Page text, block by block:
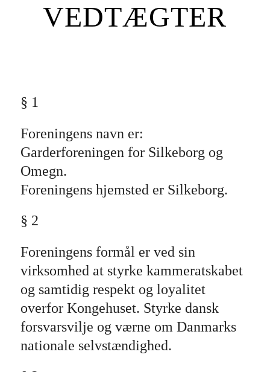
VEDTÆGTER
§ 1
Foreningens navn er:
Garderforeningen for Silkeborg og
Omegn.
Foreningens hjemsted er Silkeborg.
§ 2
Foreningens formål er ved sin
virksomhed at styrke kammeratskabet
og samtidig respekt og loyalitet
overfor Kongehuset. Styrke dansk
forsvarsvilje og værne om Danmarks
nationale selvstændighed.